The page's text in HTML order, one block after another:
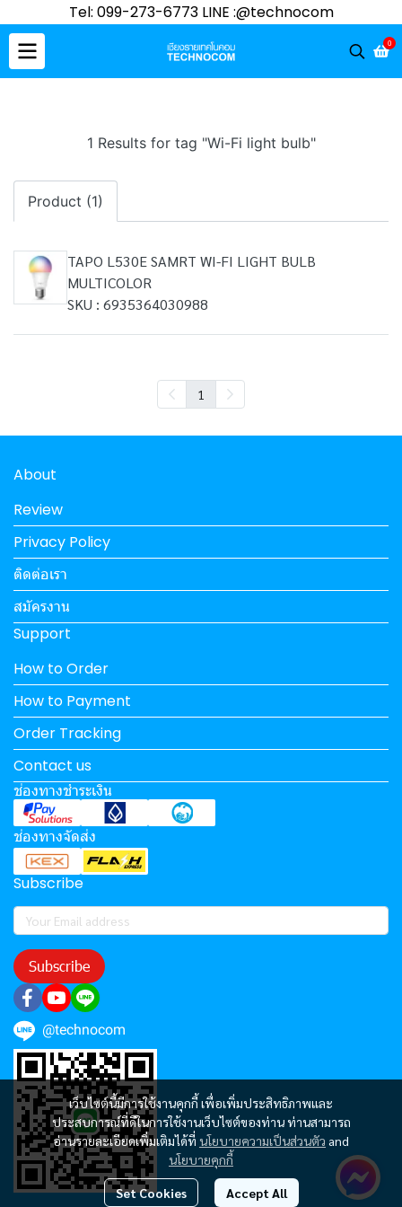
Tel: 099-273-6773 LINE :@technocom
0
1 Results for tag "Wi-Fi light bulb"
Product (1)
TAPO L530E SAMRT WI-FI LIGHT BULB
MULTICOLOR
SKU : 6935364030988
1
เว็บไซต์นี้มีการใช้งานคุกกี้ เพื่อเพิ่มประสิทธิภาพและ
ประสบการณ์ที่ดีในการใช้งานเว็บไซต์ของท่าน ท่านสามารถ
อ่านรายละเอียดเพิ่มเติมได้ที่ นโยบายความเป็นส่วนตัว and
นโยบายคุกกี้
Set Cookies Accept All
About
Review
Privacy Policy
ติดต่อเรา
สมัครงาน
Support
How to Order
How to Payment
Order Tracking
Contact us
ช่องทางชำระเงิน
ช่องทางจัดส่ง
Subscribe
Subscribe
@technocom